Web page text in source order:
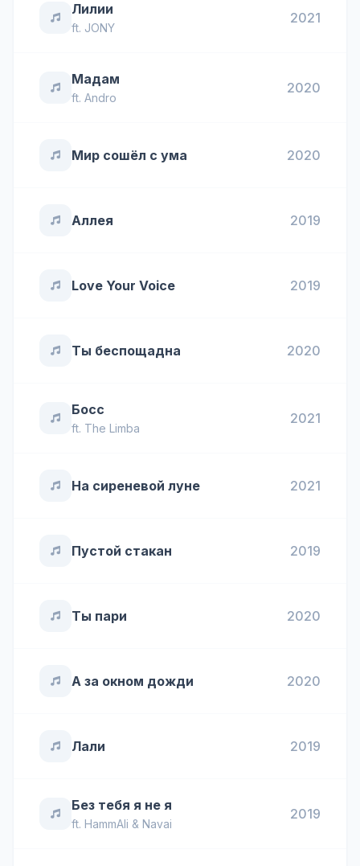
Лилии
ft. JONY
2021
Мадам
ft. Andro
2020
Мир сошёл с ума 2020
Аллея 2019
Love Your Voice 2019
Ты беспощадна 2020
Босс
ft. The Limba
2021
На сиреневой луне 2021
Пустой стакан 2019
Ты пари 2020
А за окном дожди 2020
Лали 2019
Без тебя я не я
ft. HammAli & Navai
2019